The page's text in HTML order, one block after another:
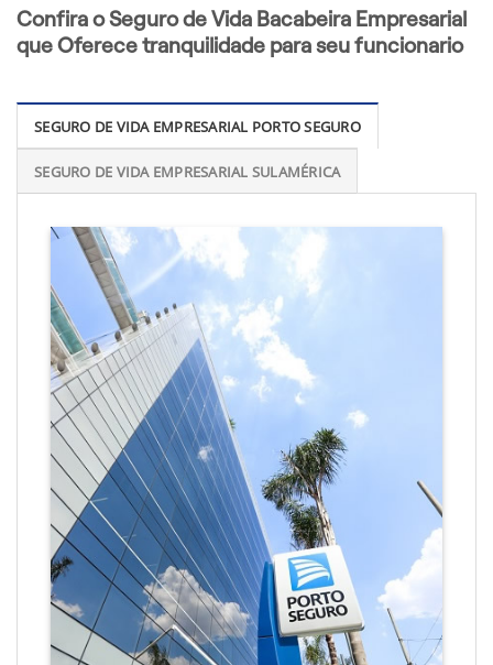
Confira o Seguro de Vida Bacabeira Empresarial
que Oferece tranquilidade para seu funcionario
SEGURO DE VIDA EMPRESARIAL PORTO SEGURO
SEGURO DE VIDA EMPRESARIAL SULAMÉRICA